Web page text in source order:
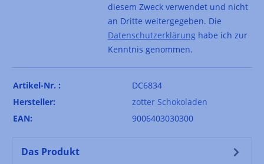
diesem Zweck verwendet und nicht
an Dritte weitergegeben. Die
Datenschutzerklärunghabe ich zur
Kenntnis genommen.
Artikel-Nr. :
DC6834
Hersteller:
zotter Schokoladen
EAN:
9006403030300
Das Produkt